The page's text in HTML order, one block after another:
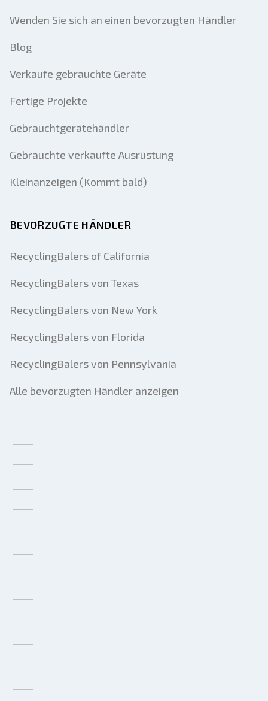
Wenden Sie sich an einen bevorzugten Händler
Blog
Verkaufe gebrauchte Geräte
Fertige Projekte
Gebrauchtgerätehändler
Gebrauchte verkaufte Ausrüstung
Kleinanzeigen (Kommt bald)
BEVORZUGTE HÄNDLER
RecyclingBalers of California
RecyclingBalers von Texas
RecyclingBalers von New York
RecyclingBalers von Florida
RecyclingBalers von Pennsylvania
Alle bevorzugten Händler anzeigen